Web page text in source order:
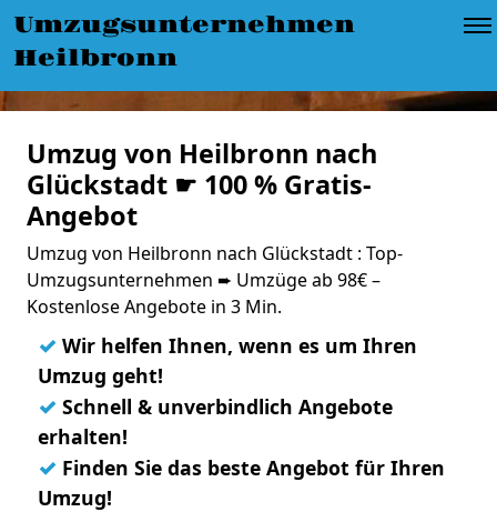
Umzugsunternehmen
Heilbronn
Umzug von Heilbronn nach
Glückstadt ☛ 100 % Gratis-
Angebot
Umzug von Heilbronn nach Glückstadt : Top-
Umzugsunternehmen ➨ Umzüge ab 98€ –
Kostenlose Angebote in 3 Min.
✓ Wir helfen Ihnen, wenn es um Ihren
Umzug geht!
✓ Schnell & unverbindlich Angebote
erhalten!
✓ Finden Sie das beste Angebot für Ihren
Umzug!